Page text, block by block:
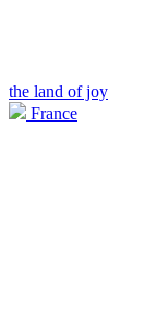
the land of joy
France